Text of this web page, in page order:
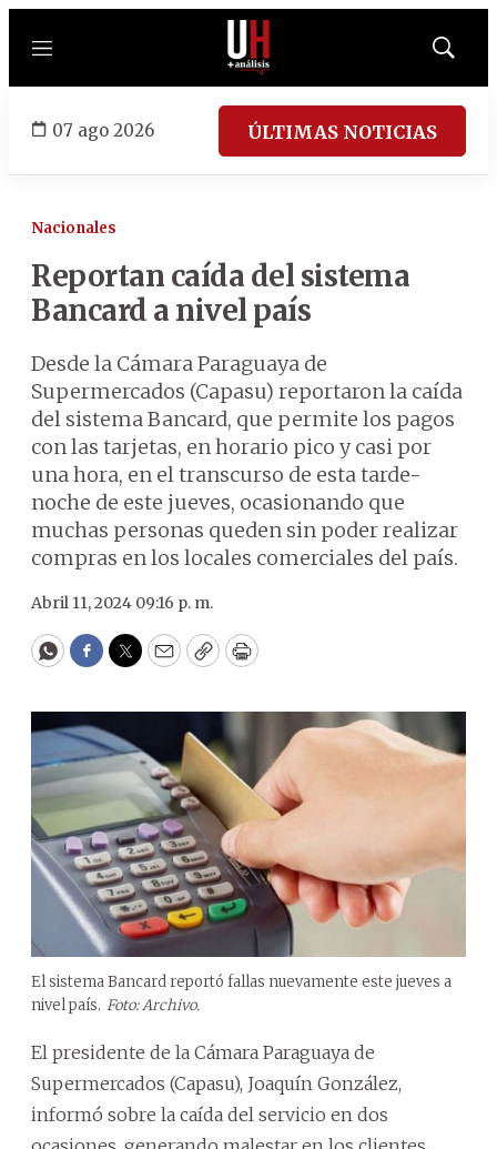
Menú
Mostrar
07 ago 2026 ÚLTIMAS NOTICIAS
Nacionales
Reportan caída del sistema
Bancard a nivel país
Desde la Cámara Paraguaya de
Supermercados (Capasu) reportaron la caída
del sistema Bancard, que permite los pagos
con las tarjetas, en horario pico y casi por
una hora, en el transcurso de esta tarde-
noche de este jueves, ocasionando que
muchas personas queden sin poder realizar
compras en los locales comerciales del país.
Abril 11, 2024 09:16 p. m.
WhatsApp
Facebook
Twitter
EmailCopyPrint
El sistema Bancard reportó fallas nuevamente este jueves a
nivel país. Foto: Archivo.
El presidente de la Cámara Paraguaya de
Supermercados (Capasu), Joaquín González,
informó sobre la caída del servicio en dos